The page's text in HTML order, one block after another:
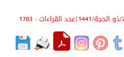
|عدد القراءات : 1703